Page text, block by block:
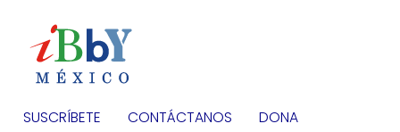
SUSCRÍBETE CONTÁCTANOS DONA